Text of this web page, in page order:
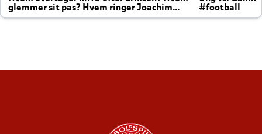
glemmer sit pas? Hvem ringer Joachim
altid til efter kampe?
#football